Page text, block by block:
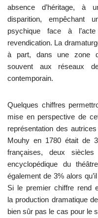
absence d’héritage, à
disparition, empêchant
psychique face à
revendication. La
à part, dans une zone
souvent aux réseaux
contemporain.
Quelques chiffres
mise en perspective de
représentation des
Mouhy en 1780 était de
françaises, deux
encyclopédique du
également de 3% alors
Si le premier chiffre rend
la production dramatique
bien sûr pas le cas pour le